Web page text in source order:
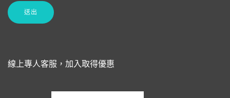
線上專人客服，加入取得優惠